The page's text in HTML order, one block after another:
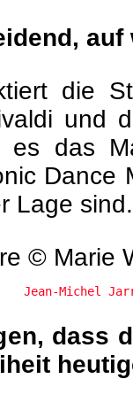
die
und
es das
Dance
Lage sind.
Jean-Michel
dass